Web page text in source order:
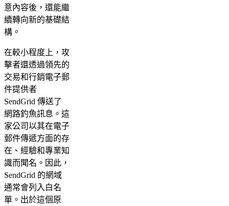
意內容後，還能繼
續轉向新的基礎結
構。
在較小程度上，攻
擊者還透過領先的
交易和行銷電子郵
件提供者
SendGrid 傳送了
網路釣魚訊息。這
家公司以其在電子
郵件傳遞方面的存
在、經驗和專業知
識而聞名。因此，
SendGrid 的網域
通常會列入白名
單。出於這個原